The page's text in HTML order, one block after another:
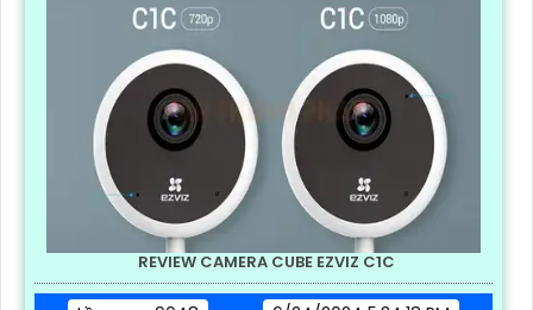
REVIEW CAMERA CUBE EZVIZ C1C